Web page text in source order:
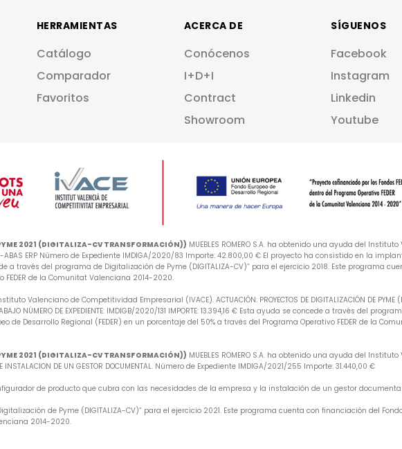
HERRAMIENTAS
Catálogo
Comparador
Favoritos
ACERCA DE
Conócenos
I+D+I
Contract
Showroom
SÍGUENOS
Facebook
Instagram
Linkedin
Youtube
2021 (DIGITALIZA-CV TRANSFORMACIÓN)) MUEBLES ROMERO S.A. ha obtenido una ayuda del
ABAS ERP Número de Expediente IMDIGA/2020/83 Importe: 42.800,00 € El proyecto ha consistido en la
través del programa de Digitalización de Pyme (DIGITALIZA-CV)” para el ejercicio 2018. Este programa
de la Comunitat Valenciana 2014-2020.
Valenciano de Competitividad Empresarial (IVACE). ACTUACIÓN: PROYECTOS DE DIGITALIZACIÓN DE PYME
NÚMERO DE EXPEDIENTE: IMDIGB/2020/131 IMPORTE: 13.394,16 € Esta ayuda se concede a través del
de Desarrollo Regional (FEDER) en un porcentaje del 50% a través del Programa Operativo FEDER de la
2021 (DIGITALIZA-CV TRANSFORMACIÓN)) MUEBLES ROMERO S.A. ha obtenido una ayuda del
E INSTALACION DE UN GESTOR DOCUMENTAL. Número de Expediente IMDIGA/2021/255 Importe: 31.440,00 €
de producto que cubra con las necesidades de la empresa y la instalación de un gestor
de Pyme (DIGITALIZA-CV)” para el ejercicio 2021. Este programa cuenta con financiación del
2014-2020.